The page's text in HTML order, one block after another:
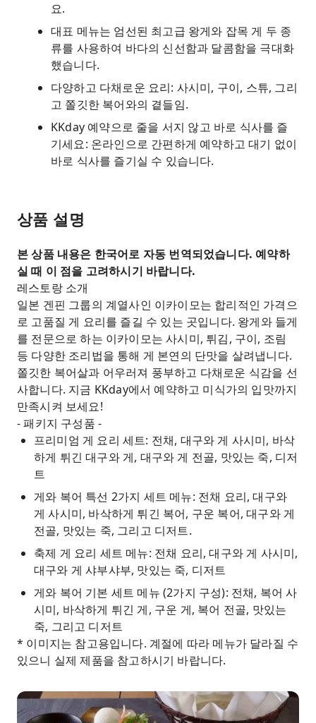
요.
대표 메뉴는 엄선된 최고급 왕게와 잡목 게 두 종
류를 사용하여 바다의 신선함과 달콤함을 극대화
했습니다.
다양하고 다채로운 요리: 사시미, 구이, 스튜, 그리
고 쫄깃한 복어와의 곁들임.
KKday 예약으로 줄을 서지 않고 바로 식사를 즐
기세요: 온라인으로 간편하게 예약하고 대기 없이
바로 식사를 즐기실 수 있습니다.
상품 설명
본 상품 내용은 한국어로 자동 번역되었습니다. 예약하
실 때 이 점을 고려하시기 바랍니다.
레스토랑 소개
일본 겐핀 그룹의 계열사인 이카이모는 합리적인 가격으
로 고품질 게 요리를 즐길 수 있는 곳입니다. 왕게와 들게
를 전문으로 하는 이카이모는 사시미, 튀김, 구이, 조림
등 다양한 조리법을 통해 게 본연의 단맛을 살려냅니다.
쫄깃한 복어살과 어우러져 풍부하고 다채로운 식감을 선
사합니다. 지금 KKday에서 예약하고 미식가의 입맛까지
만족시켜 보세요!
- 패키지 구성품 -
프리미엄 게 요리 세트: 전채, 대구와 게 사시미, 바삭
하게 튀긴 대구와 게, 대구와 게 전골, 맛있는 죽, 디저
트
게와 복어 특선 2가지 세트 메뉴: 전채 요리, 대구와
게 사시미, 바삭하게 튀긴 복어, 구운 복어, 대구와 게
전골, 맛있는 죽, 그리고 디저트.
축제 게 요리 세트 메뉴: 전채 요리, 대구와 게 사시미,
대구와 게 샤부샤부, 맛있는 죽, 디저트
게와 복어 기본 세트 메뉴 (2가지 구성): 전채, 복어 사
시미, 바삭하게 튀긴 게, 구운 게, 복어 전골, 맛있는
죽, 그리고 디저트
* 이미지는 참고용입니다. 계절에 따라 메뉴가 달라질 수
있으니 실제 제품을 참고하시기 바랍니다.